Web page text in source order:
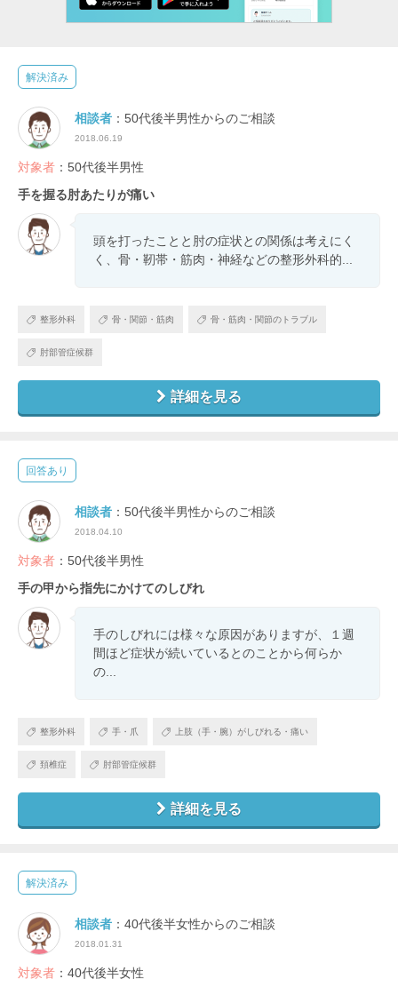
解決済み
相談者 ：50代後半男性からのご相談
2018.06.19
対象者 ：50代後半男性
手を握る肘あたりが痛い
頭を打ったことと肘の症状との関係は考えにく
く、骨・靭帯・筋肉・神経などの整形外科的...
整形外科 骨・関節・筋肉 骨・筋肉・関節のトラブル
肘部管症候群
詳細を見る
回答あり
相談者 ：50代後半男性からのご相談
2018.04.10
対象者 ：50代後半男性
手の甲から指先にかけてのしびれ
手のしびれには様々な原因がありますが、１週
間ほど症状が続いているとのことから何らか
の...
整形外科 手・爪 上肢（手・腕）がしびれる・痛い
頚椎症 肘部管症候群
詳細を見る
解決済み
相談者 ：40代後半女性からのご相談
2018.01.31
対象者 ：40代後半女性